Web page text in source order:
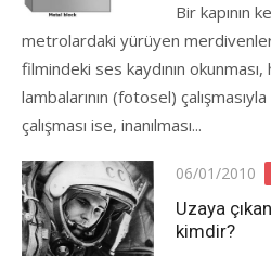
Bir kapının
metrolardaki yürüyen
filmindeki ses kaydının
lambalarının (fotosel)
çalışması ise, inanılması...
Posted
on
06/01/2010
Uzaya
kimdir?